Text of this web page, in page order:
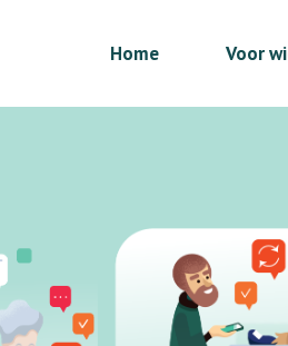
Home Voor